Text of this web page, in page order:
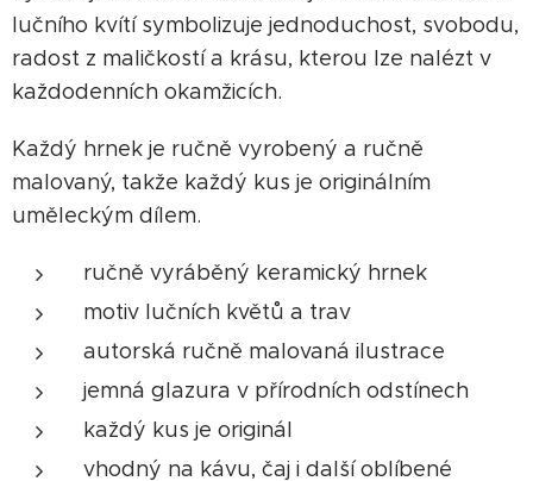
lučního kvítí symbolizuje jednoduchost, svobodu,
radost z maličkostí a krásu, kterou lze nalézt v
každodenních okamžicích.
Každý hrnek je ručně vyrobený a ručně
malovaný, takže každý kus je originálním
uměleckým dílem.
ručně vyráběný keramický hrnek
motiv lučních květů a trav
autorská ručně malovaná ilustrace
jemná glazura v přírodních odstínech
každý kus je originál
vhodný na kávu, čaj i další oblíbené